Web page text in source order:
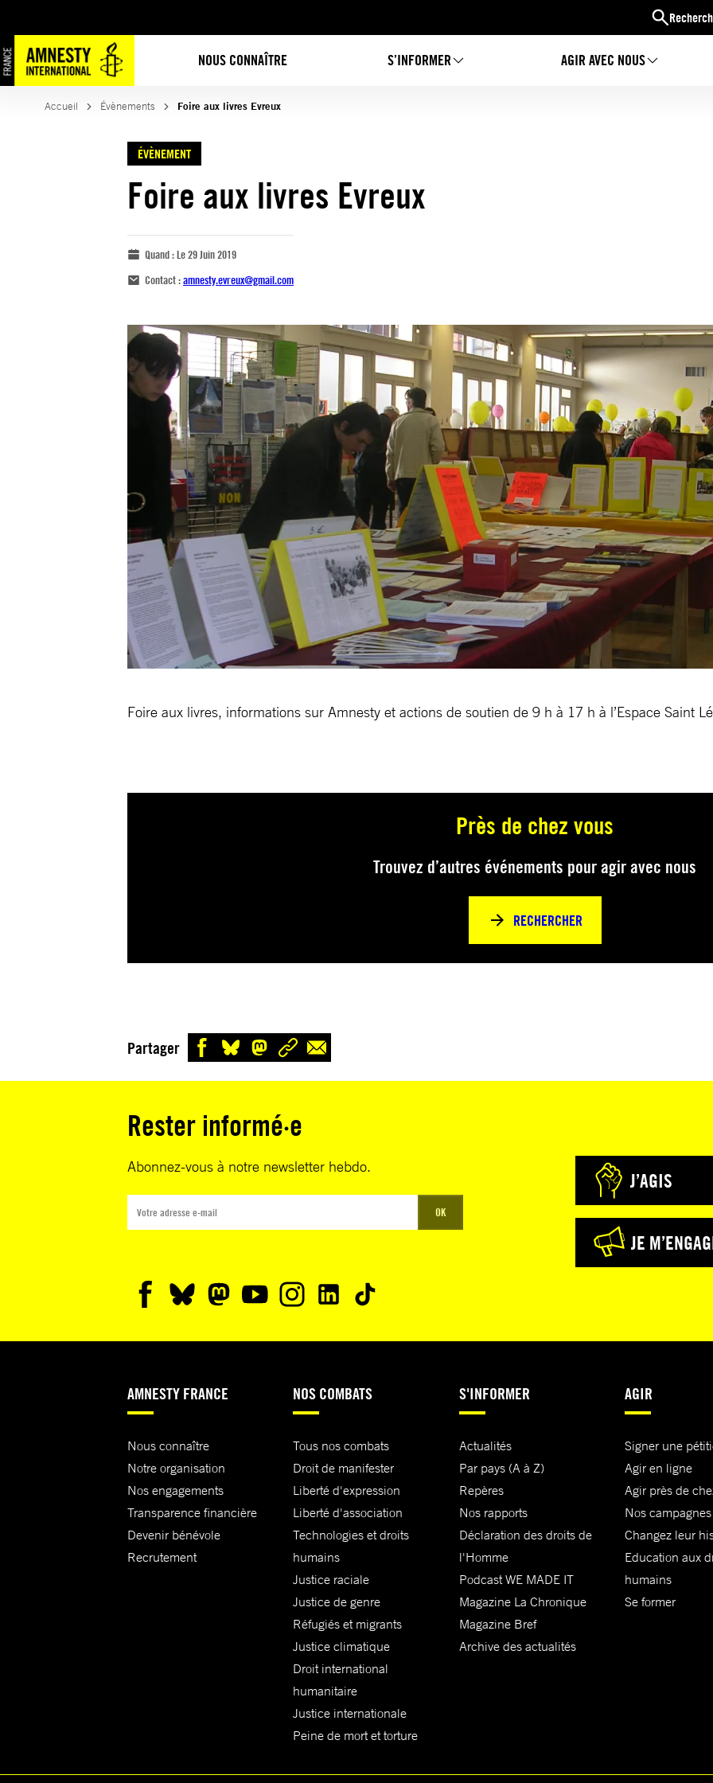
NOUS CONNAÎTRE S’INFORMER AGIR AVEC NOUS
Accueil Évènements Foire aux livres Evreux
ÉVÈNEMENT
Foire aux livres Evreux
Quand :Le 29 Juin 2019
Contact :amnesty.evreux@gmail.com
Foire aux livres, informations sur Amnesty et actions de soutien de 9 h à 17 h à l’Espace Saint
Près de chez vous
Trouvez d’autres événements pour agir avec nous
RECHERCHER
Partager
Rester informé·e
Abonnez-vous à notre newsletter hebdo.
OK
J’AGIS
JE
AMNESTY FRANCE
Nous connaître
Notre organisation
Nos engagements
Transparence financière
Devenir bénévole
Recrutement
NOS COMBATS
Tous nos combats
Droit de manifester
Liberté d'expression
Liberté d'association
Technologies et droits
humains
Justice raciale
Justice de genre
Réfugiés et migrants
Justice climatique
Droit international
humanitaire
Justice internationale
Peine de mort et torture
S'INFORMER
Actualités
Par pays (A à Z)
Repères
Nos rapports
Déclaration des droits de
l'Homme
Podcast WE MADE IT
Magazine La Chronique
Magazine Bref
Archive des actualités
AGIR
Signer une
Agir en ligne
Agir près de
Nos campagnes
Changez leur
Education aux
humains
Se former